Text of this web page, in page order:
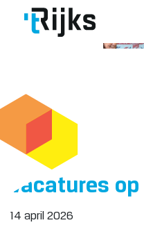
Vacatures
14 april 2026